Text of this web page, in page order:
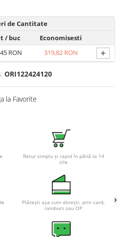
de Cantitate
/ buc
Economisesti
RON 319,82 RON +
ORI122424120
la Favorite
Retur simplu și rapid în până la 14
zile
Plătești așa cum dorești, prin card,
ramburs sau OP